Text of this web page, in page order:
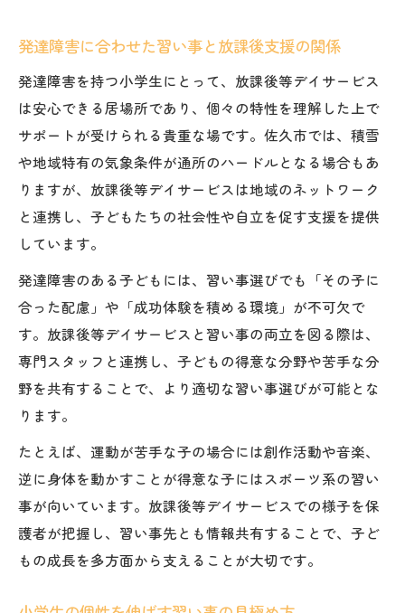
発達障害に合わせた習い事と放課後支援の関係
発達障害を持つ小学生にとって、放課後等デイサービス
は安心できる居場所であり、個々の特性を理解した上で
サポートが受けられる貴重な場です。佐久市では、積雪
や地域特有の気象条件が通所のハードルとなる場合もあ
りますが、放課後等デイサービスは地域のネットワーク
と連携し、子どもたちの社会性や自立を促す支援を提供
しています。
発達障害のある子どもには、習い事選びでも「その子に
合った配慮」や「成功体験を積める環境」が不可欠で
す。放課後等デイサービスと習い事の両立を図る際は、
専門スタッフと連携し、子どもの得意な分野や苦手な分
野を共有することで、より適切な習い事選びが可能とな
ります。
たとえば、運動が苦手な子の場合には創作活動や音楽、
逆に身体を動かすことが得意な子にはスポーツ系の習い
事が向いています。放課後等デイサービスでの様子を保
護者が把握し、習い事先とも情報共有することで、子ど
もの成長を多方面から支えることが大切です。